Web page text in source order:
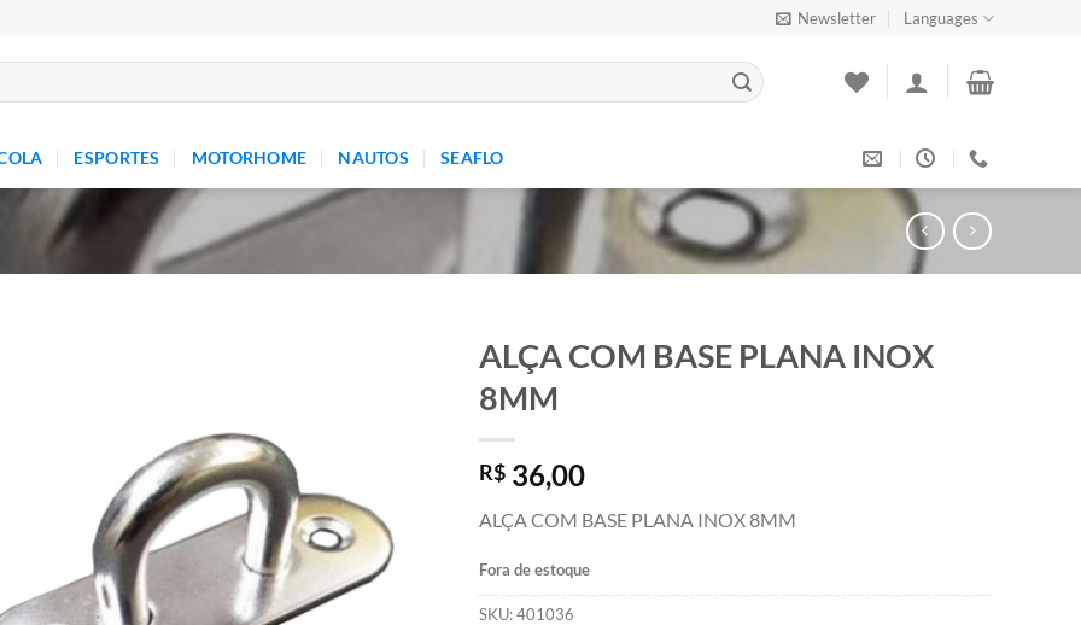
Newsletter Languages
ESPORTES MOTORHOME NAUTOS SEAFLO
ALÇA COM BASE PLANA INOX
8MM
R$ 36,00
ALÇA COM BASE PLANA INOX 8MM
Fora de estoque
SKU:401036